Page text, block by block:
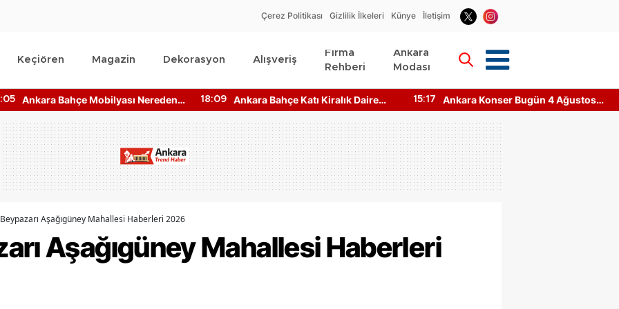
Çerez Politikası Gizlilik İlkeleri Künye İletişim
Keçiören Magazin Dekorasyon Alışveriş
Firma
Rehberi
Ankara
Modası
Ankara Bahçe Mobilyası Nereden
Alınır? Mobilya Kumaş Türleri
18:09
Ankara Bahçe Katı Kiralık Daire
Fiyatları Ne Kadar?
15:17
Ankara Konser Bugün 4 Ağustos
2026 Kimler Sahnede?
Aşağıgüney Mahallesi Haberleri 2026
Aşağıgüney Mahallesi Haberleri